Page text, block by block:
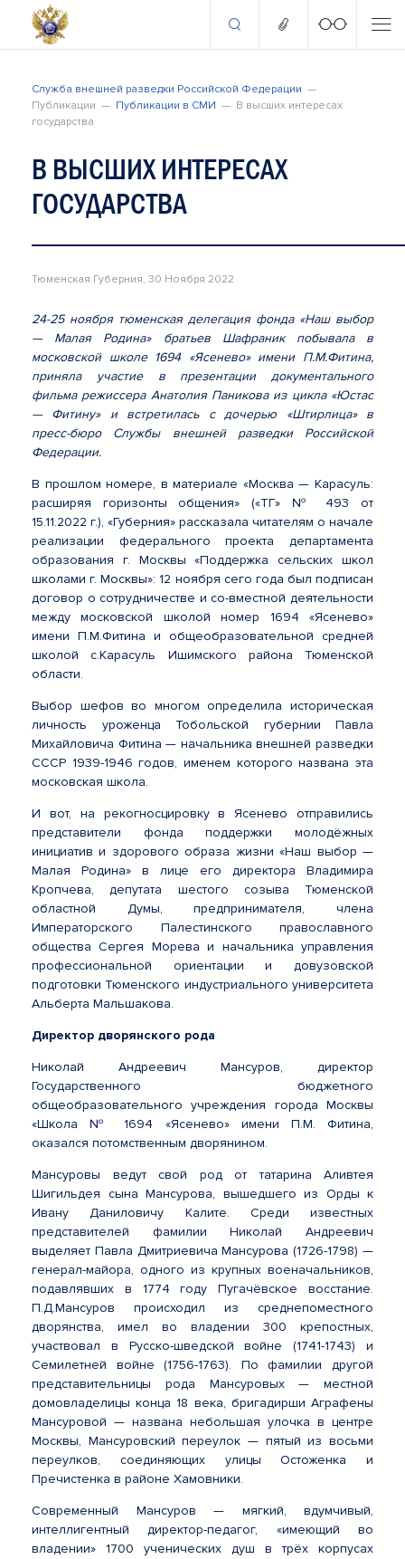
Служба внешней разведки Российской Федерации
Публикации
Публикации в СМИ
В высших интересах
государства
В ВЫСШИХ ИНТЕРЕСАХ
ГОСУДАРСТВА
Тюменская Губерния, 30 Ноября 2022
24-25 ноября тюменская делегация фонда «Наш выбор
— Малая Родина» братьев Шафраник побывала в
московской школе 1694 «Ясенево» имени П.М.Фитина,
приняла участие в презентации документального
фильма режиссера Анатолия Паникова из цикла «Юстас
— Фитину» и встретилась с дочерью «Штирлица» в
пресс-бюро Службы внешней разведки Российской
Федерации.
В прошлом номере, в материале «Москва — Карасуль:
расширяя горизонты общения» («ТГ» № 493 от
15.11.2022 г.), «Губерния» рассказала читателям о начале
реализации федерального проекта департамента
образования г. Москвы «Поддержка сельских школ
школами г. Москвы»: 12 ноября сего года был подписан
договор о сотрудничестве и со-вместной деятельности
между московской школой номер 1694 «Ясенево»
имени П.М.Фитина и общеобразовательной средней
школой с.Карасуль Ишимского района Тюменской
области.
Выбор шефов во многом определила историческая
личность уроженца Тобольской губернии Павла
Михайловича Фитина — начальника внешней разведки
СССР 1939-1946 годов, именем которого названа эта
московская школа.
И вот, на рекогносцировку в Ясенево отправились
представители фонда поддержки молодёжных
инициатив и здорового образа жизни «Наш выбор —
Малая Родина» в лице его директора Владимира
Кропчева, депутата шестого созыва Тюменской
областной Думы, предпринимателя, члена
Императорского Палестинского православного
общества Сергея Морева и начальника управления
профессиональной ориентации и довузовской
подготовки Тюменского индустриального университета
Альберта Мальшакова.
Директор дворянского рода
Николай Андреевич Мансуров, директор
Государственного бюджетного
общеобразовательного учреждения города Москвы
«Школа № 1694 «Ясенево» имени П.М. Фитина,
оказался потомственным дворянином.
Мансуровы ведут свой род от татарина Аливтея
Шигильдея сына Мансурова, вышедшего из Орды к
Ивану Даниловичу Калите. Среди известных
представителей фамилии Николай Андреевич
выделяет Павла Дмитриевича Мансурова (1726-1798) —
генерал-майора, одного из крупных военачальников,
подавлявших в 1774 году Пугачёвское восстание.
П.Д.Мансуров происходил из среднепоместного
дворянства, имел во владении 300 крепостных,
участвовал в Русско-шведской войне (1741-1743) и
Семилетней войне (1756-1763). По фамилии другой
представительницы рода Мансуровых — местной
домовладелицы конца 18 века, бригадирши Аграфены
Мансуровой — названа небольшая улочка в центре
Москвы, Мансуровский переулок — пятый из восьми
переулков, соединяющих улицы Остоженка и
Пречистенка в районе Хамовники.
Современный Мансуров — мягкий, вдумчивый,
интеллигентный директор-педагог, «имеющий во
владении» 1700 ученических душ в трёх корпусах